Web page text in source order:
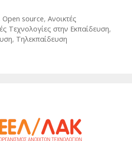
Open source, Ανοικτές
Τεχνολογίες στην Εκπαίδευση,
, Τηλεκπαίδευση